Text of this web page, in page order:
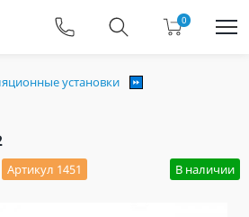
0
установки
Артикул 1451 В наличии